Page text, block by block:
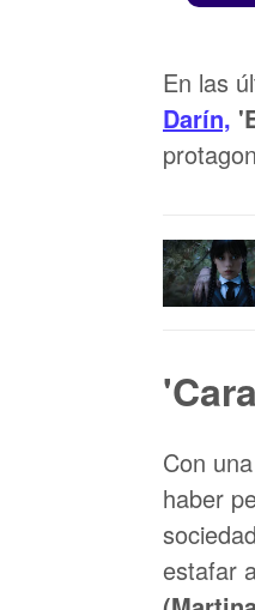
En las
Darín,
Con
haber
estafar